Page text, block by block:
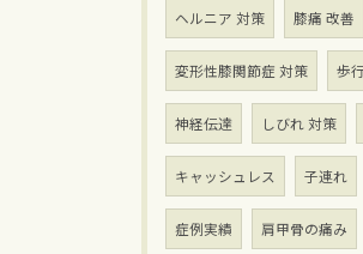
ヘルニア 対策 膝痛 改善
変形性膝関節症 対策 歩
神経伝達 しびれ 対策
キャッシュレス 子連れ
症例実績 肩甲骨の痛み